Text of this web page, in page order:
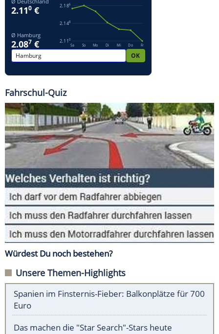
Fahrschul-Quiz
Würdest Du noch bestehen?
Unsere Themen-Highlights
Spanien im Finsternis-Fieber: Balkonplätze für 700
Euro
Das machen die "Star Search"-Stars heute